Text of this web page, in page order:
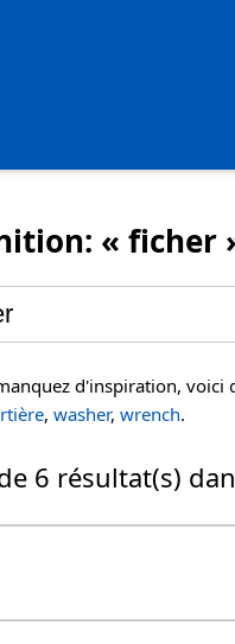
« ficher
d'inspiration, voici
, washer, wrench.
6 résultat(s)